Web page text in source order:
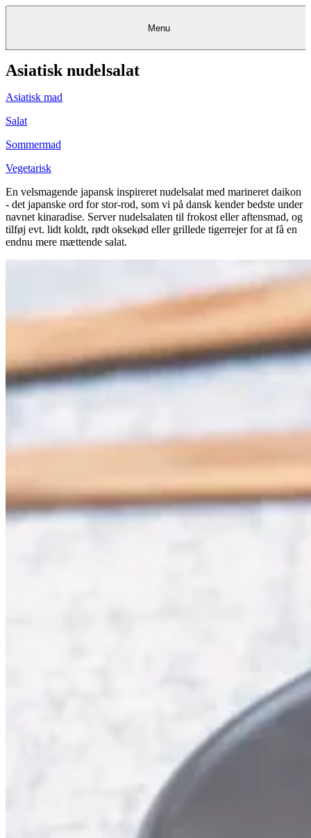
KantineKantineKantine
FrokostordningFrokostordning
Catering
Madkurser
RestauranterRestauranter
Bagerier
Foodservice
DetailDetail
Eventkalender
KøbKøbgavekortgavekort
KundeserviceKundeservice
Menu
Asiatisk nudelsalat
Asiatisk mad
Salat
Sommermad
Vegetarisk
En velsmagende japansk inspireret nudelsalat med marineret daikon
- det japanske ord for stor-rod, som vi på dansk kender bedste under
navnet kinaradise. Server nudelsalaten til frokost eller aftensmad, og
tilføj evt. lidt koldt, rødt oksekød eller grillede tigerrejer for at få en
endnu mere mættende salat.